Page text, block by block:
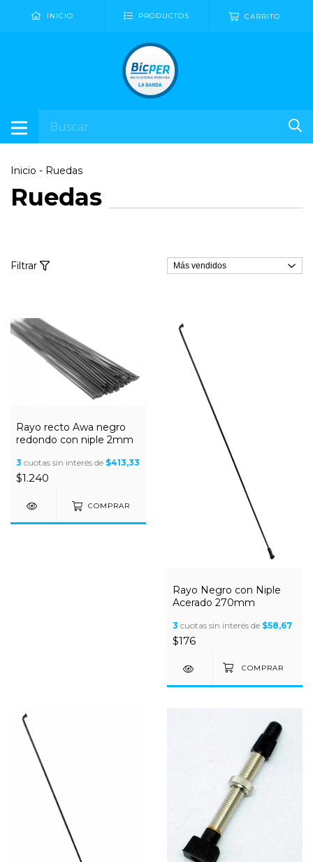
INICIO PRODUCTOS CARRITO
Inicio - Ruedas
Ruedas
Filtrar
Rayo recto Awa negro
redondo con niple 2mm
3 cuotas sin interés de $413,33
$1.240
COMPRAR
Rayo Negro con Niple
Acerado 270mm
3 cuotas sin interés de $58,67
$176